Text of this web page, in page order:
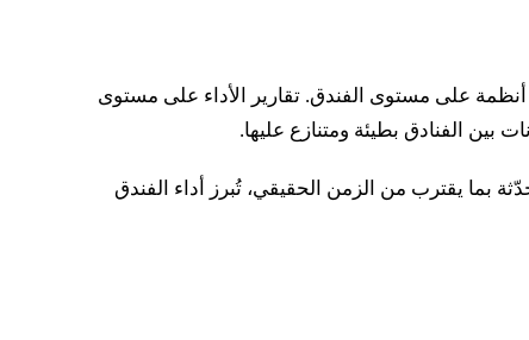
أنظمة على مستوى الفندق. تقارير الأداء على مستوى
بين الفنادق بطيئة ومتنازع عليها.
بما يقترب من الزمن الحقيقي، تُبرز أداء الفندق